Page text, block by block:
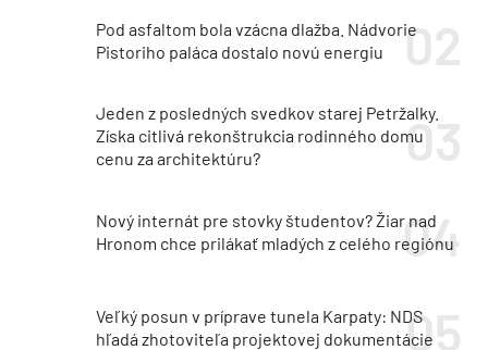
Pod asfaltom bola vzácna dlažba. Nádvorie
Pistoriho paláca dostalo novú energiu
Jeden z posledných svedkov starej Petržalky.
Získa citlivá rekonštrukcia rodinného domu
cenu za architektúru?
Nový internát pre stovky študentov? Žiar nad
Hronom chce prilákať mladých z celého regiónu
Veľký posun v príprave tunela Karpaty: NDS
hľadá zhotoviteľa projektovej dokumentácie